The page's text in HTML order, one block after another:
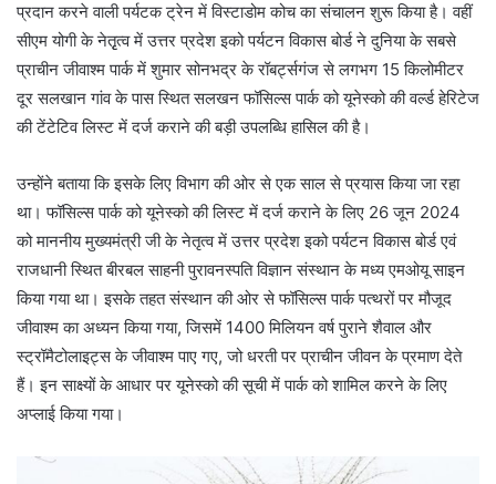
प्रदान करने वाली पर्यटक ट्रेन में विस्टाडोम कोच का संचालन शुरू किया है। वहीं
सीएम योगी के नेतृृत्व में उत्तर प्रदेश इको पर्यटन विकास बोर्ड ने दुनिया के सबसे
प्राचीन जीवाश्म पार्क में शुमार सोनभद्र के रॉबर्ट्सगंज से लगभग 15 किलोमीटर
दूर सलखान गांव के पास स्थित सलखन फॉसिल्स पार्क को यूनेस्को की वर्ल्ड हेरिटेज
की टेंटेटिव लिस्ट में दर्ज कराने की बड़ी उपलब्धि हासिल की है।
उन्होंने बताया कि इसके लिए विभाग की ओर से एक साल से प्रयास किया जा रहा
था। फॉसिल्स पार्क को यूनेस्को की लिस्ट में दर्ज कराने के लिए 26 जून 2024
को माननीय मुख्यमंत्री जी के नेतृत्व में उत्तर प्रदेश इको पर्यटन विकास बोर्ड एवं
राजधानी स्थित बीरबल साहनी पुरावनस्पति विज्ञान संस्थान के मध्य एमओयू साइन
किया गया था। इसके तहत संस्थान की ओर से फॉसिल्स पार्क पत्थरों पर मौजूद
जीवाश्म का अध्यन किया गया, जिसमें 1400 मिलियन वर्ष पुराने शैवाल और
स्ट्रॉमैटोलाइट्स के जीवाश्म पाए गए, जो धरती पर प्राचीन जीवन के प्रमाण देते
हैं। इन साक्ष्यों के आधार पर यूनेस्को की सूची में पार्क को शामिल करने के लिए
अप्लाई किया गया।